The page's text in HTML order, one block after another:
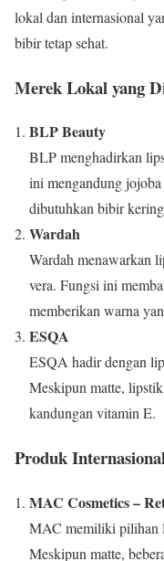
lokal dan internasional
bibir tetap sehat.
Merek Lokal yang
BLP Beauty
BLP menghadirkan
ini mengandung
dibutuhkan bibir
Wardah
Wardah menawarkan
vera. Fungsi ini
memberikan warna
ESQA
ESQA hadir dengan
Meskipun matte,
kandungan vitamin E.
Produk
MAC Cosmetics –
MAC memiliki pilihan
Meskipun matte,